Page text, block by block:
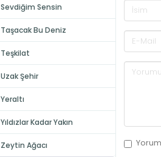
Sevdiğim Sensin
Taşacak Bu Deniz
Teşkilat
Uzak Şehir
Yeraltı
Yıldızlar Kadar Yakın
Zeytin Ağacı